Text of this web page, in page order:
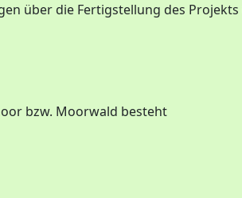
über die Fertigstellung des
bzw. Moorwald besteht